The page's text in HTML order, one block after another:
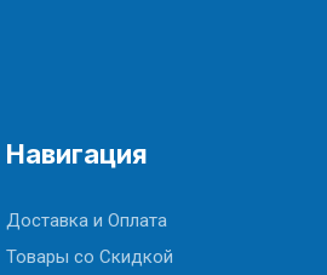
Навигация
Доставка и Оплата
Товары со Скидкой